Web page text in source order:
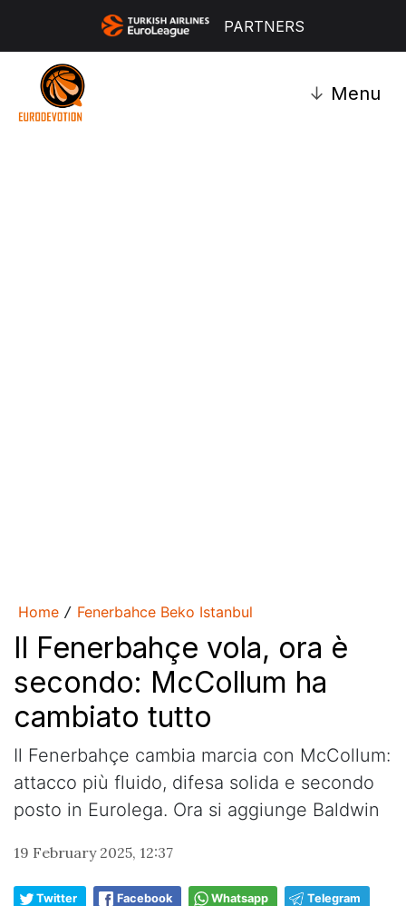
PARTNERS
↓ Menu
Home / Fenerbahce Beko Istanbul
Il Fenerbahçe vola, ora è
secondo: McCollum ha
cambiato tutto
Il Fenerbahçe cambia marcia con McCollum:
attacco più fluido, difesa solida e secondo
posto in Eurolega. Ora si aggiunge Baldwin
19 February 2025, 12:37
Twitter Facebook Whatsapp Telegram